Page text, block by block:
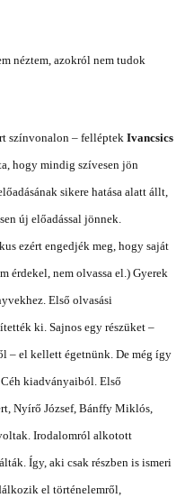
néztem, azokról nem tudok
színvonalon – felléptekIvancsics
hogy mindig szívesen jön
sikere hatása alatt állt,
új előadással jönnek.
ezért engedjék meg, hogy saját
érdekel, nem olvassa el.) Gyerek
Első olvasási
ki. Sajnos egy részüket –
– el kellett égetnünk. De még így
kiadványaiból. Első
Nyírő József, Bánffy Miklós,
Irodalomról alkotott
Így, aki csak részben is ismeri
el történelemről,